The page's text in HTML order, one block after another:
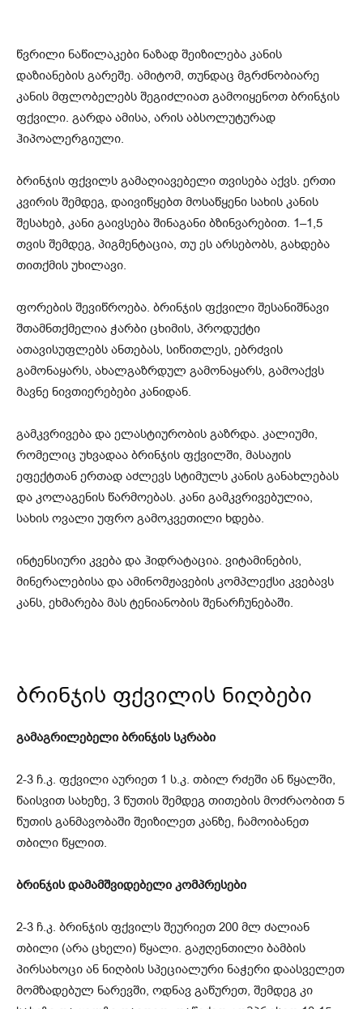
წვრილი ნაწილაკები ნაზად შეიზილება კანის
დაზიანების გარეშე. ამიტომ, თუნდაც მგრძნობიარე
კანის მფლობელებს შეგიძლიათ გამოიყენოთ ბრინჯის
ფქვილი. გარდა ამისა, არის აბსოლუტურად
ჰიპოალერგიული.
ბრინჯის ფქვილს გამაღიავებელი თვისება აქვს. ერთი
კვირის შემდეგ, დაივიწყებთ მოსაწყენი სახის კანის
შესახებ, კანი გაივსება შინაგანი ბზინვარებით. 1–1,5
თვის შემდეგ, პიგმენტაცია, თუ ეს არსებობს, გახდება
თითქმის უხილავი.
ფორების შევიწროება. ბრინჯის ფქვილი შესანიშნავი
შთამნთქმელია ჭარბი ცხიმის, პროდუქტი
ათავისუფლებს ანთებას, სიწითლეს, ებრძვის
გამონაყარს, ახალგაზრდულ გამონაყარს, გამოაქვს
მავნე ნივთიერებები კანიდან.
გამკვრივება და ელასტიურობის გაზრდა. კალიუმი,
რომელიც უხვადაა ბრინჯის ფქვილში, მასაჟის
ეფექტთან ერთად აძლევს სტიმულს კანის განახლებას
და კოლაგენის წარმოებას. კანი გამკვრივებულია,
სახის ოვალი უფრო გამოკვეთილი ხდება.
ინტენსიური კვება და ჰიდრატაცია. ვიტამინების,
მინერალებისა და ამინომჟავების კომპლექსი კვებავს
კანს, ეხმარება მას ტენიანობის შენარჩუნებაში.
ბრინჯის ფქვილის ნიღბები
გამაგრილებელი ბრინჯის სკრაბი
2-3 ჩ.კ. ფქვილი აურიეთ 1 ს.კ. თბილ რძეში ან წყალში,
წაისვით სახეზე, 3 წუთის შემდეგ თითების მოძრაობით 5
წუთის განმავობაში შეიზილეთ კანზე, ჩამოიბანეთ
თბილი წყლით.
ბრინჯის დამამშვიდებელი კომპრესები
2-3 ჩ.კ. ბრინჯის ფქვილს შეურიეთ 200 მლ ძალიან
თბილი (არა ცხელი) წყალი. გაჟღენთილი ბამბის
პირსახოცი ან ნიღბის სპეციალური ნაჭერი დაასველეთ
მომზადებულ ნარევში, ოდნავ გაწურეთ, შემდეგ კი